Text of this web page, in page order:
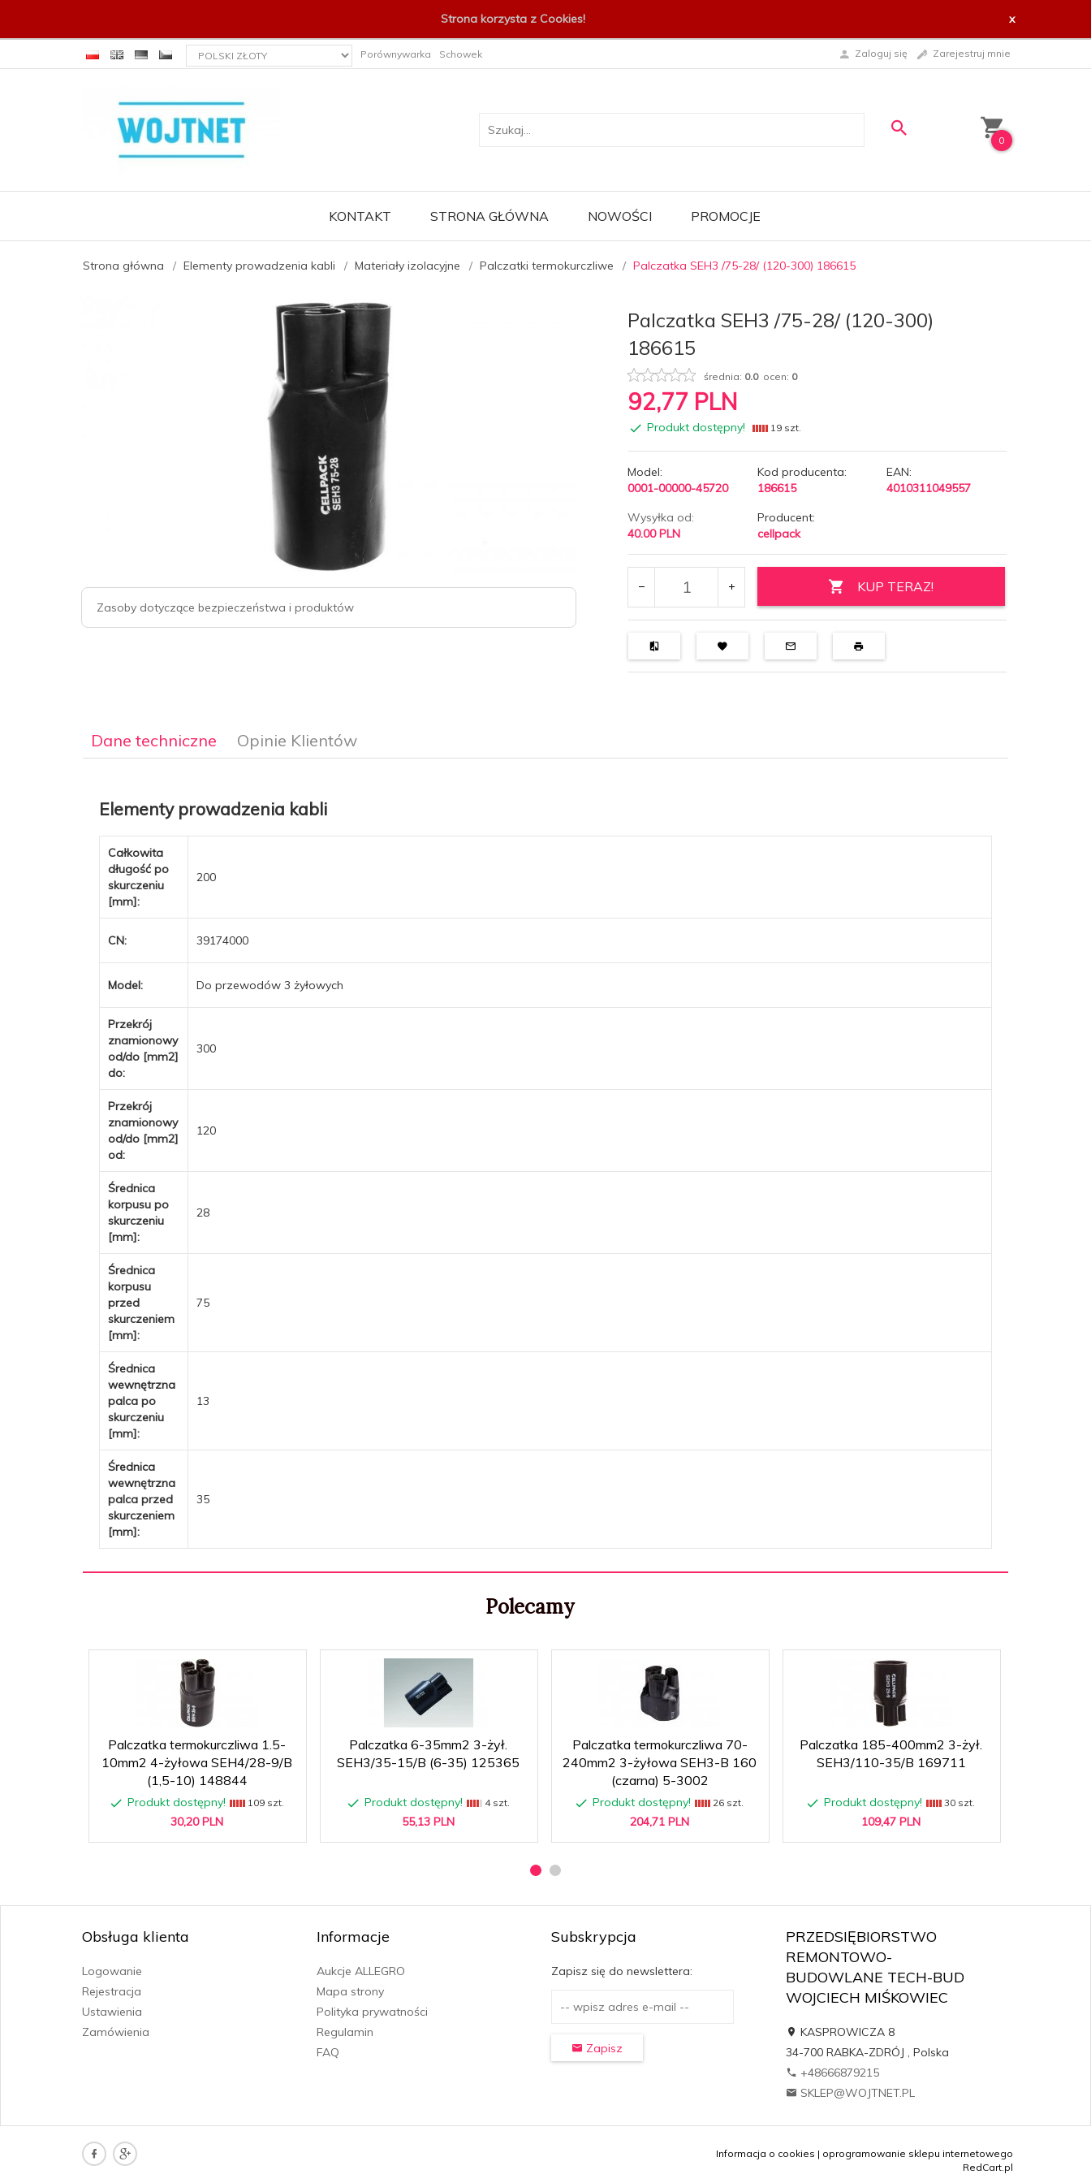
Strona korzysta z Cookies! x
currency_h Porównywarka Schowek Zaloguj się Zarejestruj mnie
0
KONTAKT STRONA GŁÓWNA NOWOŚCI PROMOCJE
Strona główna Elementy prowadzenia kabli Materiały izolacyjne Palczatki termokurczliwe Palczatka SEH3 /75-28/ (120-300) 186615
Zasoby dotyczące bezpieczeństwa i produktów
Palczatka SEH3 /75-28/ (120-300)
186615
średnia: 0.0ocen: 0
92,77 PLN
Produkt dostępny! 19 szt.
Model:
0001-00000-45720
Kod producenta:
186615
EAN:
4010311049557
Wysyłka od:
40.00 PLN
Producent:
cellpack
KUP TERAZ!
Dane techniczne Opinie Klientów
Elementy prowadzenia kabli
Całkowita
długość po
skurczeniu
[mm]:
200
CN: 39174000
Model: Do przewodów 3 żyłowych
Przekrój
znamionowy
od/do [mm2]
do:
300
Przekrój
znamionowy
od/do [mm2]
od:
120
Średnica
korpusu po
skurczeniu
[mm]:
28
Średnica
korpusu
przed
skurczeniem
[mm]:
75
Średnica
wewnętrzna
palca po
skurczeniu
[mm]:
13
Średnica
wewnętrzna
palca przed
skurczeniem
[mm]:
35
Polecamy
Palczatka termokurczliwa 1.5-
10mm2 4-żyłowa SEH4/28-9/B
(1,5-10) 148844
Produkt dostępny! 109 szt.
30,20 PLN
Palczatka 6-35mm2 3-żył.
SEH3/35-15/B (6-35) 125365
Produkt dostępny! 4 szt.
55,13 PLN
Palczatka termokurczliwa 70-
240mm2 3-żyłowa SEH3-B 160
(czarna) 5-3002
Produkt dostępny! 26 szt.
204,71 PLN
Palczatka 185-400mm2 3-żył.
SEH3/110-35/B 169711
Produkt dostępny! 30 szt.
109,47 PLN
Obsługa klienta
Logowanie
Rejestracja
Ustawienia
Zamówienia
Informacje
Aukcje ALLEGRO
Mapa strony
Polityka prywatności
Regulamin
FAQ
Subskrypcja
Zapisz się do newslettera:
Zapisz
PRZEDSIĘBIORSTWO
REMONTOWO-
BUDOWLANE TECH-BUD
WOJCIECH MIŚKOWIEC
KASPROWICZA 8
34-700 RABKA-ZDRÓJ , Polska
+48666879215
SKLEP@WOJTNET.PL
Informacja o cookies | oprogramowanie sklepu internetowego
RedCart.pl